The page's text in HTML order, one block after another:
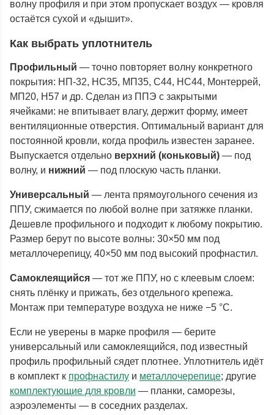
волну профиля и при этом пропускает воздух — кровля
остаётся сухой и «дышит».
Как выбрать уплотнитель
Профильный — точно повторяет волну конкретного
покрытия: НП-32, НС35, МП35, С44, НС44, Монтеррей,
МП20, Н57 и др. Сделан из ППЭ с закрытыми
ячейками: не впитывает влагу, держит форму, имеет
вентиляционные отверстия. Оптимальный вариант для
постоянной кровли, когда профиль известен заранее.
Выпускается отдельно верхний (коньковый) — под
волну, и нижний — под плоскую часть планки.
Универсальный — лента прямоугольного сечения из
ППУ, сжимается по любой волне при затяжке планки.
Дешевле профильного и подходит к любому покрытию.
Размер берут по высоте волны: 30×50 мм под
металлочерепицу, 40×50 мм под высокий профнастил.
Самоклеящийся — тот же ППУ, но с клеевым слоем:
снять плёнку и прижать, без отдельного крепежа.
Монтаж при температуре воздуха не ниже −5 °C.
Если не уверены в марке профиля — берите
универсальный или самоклеящийся, под известный
профиль профильный сядет плотнее. Уплотнитель идёт
в комплект к профнастилу и металлочерепице; другие
комплектующие для кровли — планки, саморезы,
аэроэлементы — в соседних разделах.